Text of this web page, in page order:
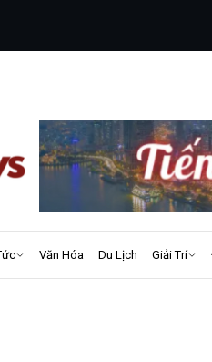
Văn Hóa Du Lịch Giải Trí